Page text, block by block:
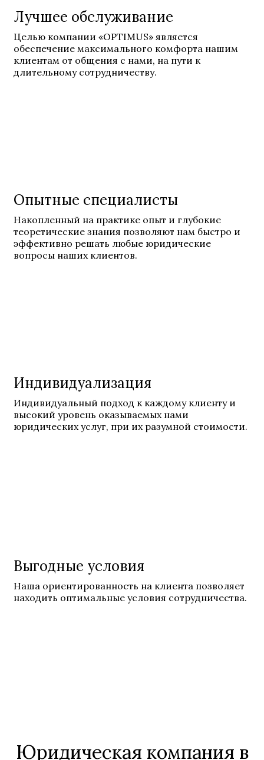
Лучшее обслуживание
Целью компании «OPTIMUS» является
обеспечение максимального комфорта нашим
клиентам от общения с нами, на пути к
длительному сотрудничеству.
Опытные специалисты
Накопленный на практике опыт и глубокие
теоретические знания позволяют нам быстро и
эффективно решать любые юридические
вопросы наших клиентов.
Индивидуализация
Индивидуальный подход к каждому клиенту и
высокий уровень оказываемых нами
юридических услуг, при их разумной стоимости.
Выгодные условия
Наша ориентированность на клиента позволяет
находить оптимальные условия сотрудничества.
Юридическая компания в